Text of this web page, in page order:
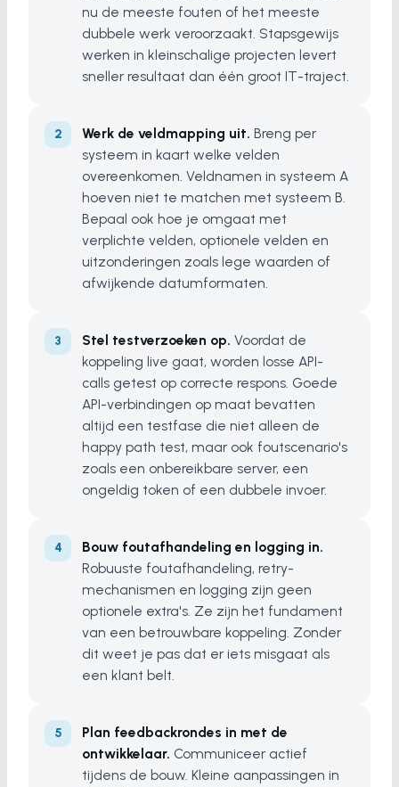
nu de meeste fouten of het meeste
dubbele werk veroorzaakt. Stapsgewijs
werken in kleinschalige projecten levert
sneller resultaat dan één groot IT-traject.
Werk de veldmapping uit. Breng per
systeem in kaart welke velden
overeenkomen. Veldnamen in systeem A
hoeven niet te matchen met systeem B.
Bepaal ook hoe je omgaat met
verplichte velden, optionele velden en
uitzonderingen zoals lege waarden of
afwijkende datumformaten.
Stel testverzoeken op. Voordat de
koppeling live gaat, worden losse API-
calls getest op correcte respons. Goede
API-verbindingen op maat bevatten
altijd een testfase die niet alleen de
happy path test, maar ook foutscenario's
zoals een onbereikbare server, een
ongeldig token of een dubbele invoer.
Bouw foutafhandeling en logging in.
Robuuste foutafhandeling, retry-
mechanismen en logging zijn geen
optionele extra's. Ze zijn het fundament
van een betrouwbare koppeling. Zonder
dit weet je pas dat er iets misgaat als
een klant belt.
Plan feedbackrondes in met de
ontwikkelaar. Communiceer actief
tijdens de bouw. Kleine aanpassingen in